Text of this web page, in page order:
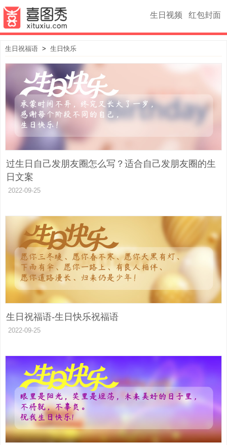
生日视频 红包封面
生日祝福语> 生日快乐
过生日自己发朋友圈怎么写？适合自己发朋友圈的生
日文案
2022-09-25
生日祝福语-生日快乐祝福语
2022-09-25